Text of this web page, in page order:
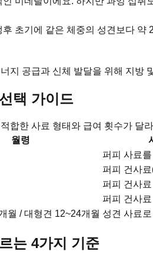
후 초기에 같은 체중의 성견보다
지 공급과 신체 발달을 위해 지방
택 가이드
합한 사료 형태와 급여 횟수가 달
월령
퍼피 사료
퍼피 건사
퍼피 건사료
퍼피 건사료
월 / 대형견 12~24개월 성견 사료
는 4가지 기준